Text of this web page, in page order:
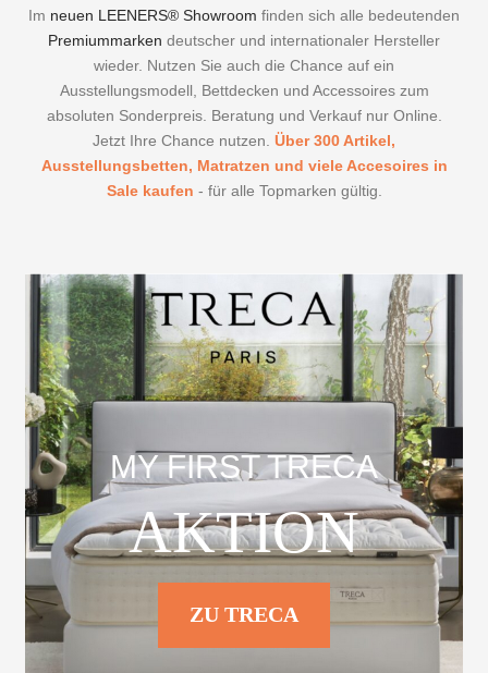
Im neuen LEENERS® Showroom finden sich alle bedeutenden
Premiummarken deutscher und internationaler Hersteller
wieder. Nutzen Sie auch die Chance auf ein
Ausstellungsmodell, Bettdecken und Accessoires zum
absoluten Sonderpreis. Beratung und Verkauf nur Online.
Jetzt Ihre Chance nutzen. Über 300 Artikel,
Ausstellungsbetten, Matratzen und viele Accesoires in
Sale kaufen - für alle Topmarken gültig.
MY FIRST TRECA
AKTION
ZU TRECA